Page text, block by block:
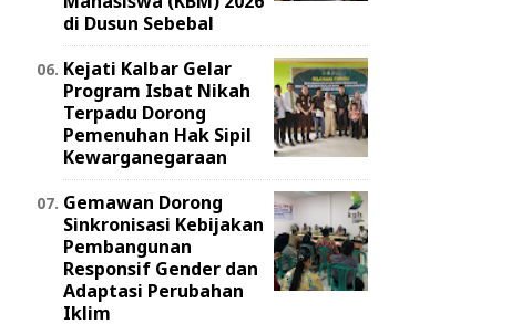
di Dusun Sebebal
Kejati Kalbar Gelar
Program Isbat Nikah
Terpadu Dorong
Pemenuhan Hak Sipil
Kewarganegaraan
Gemawan Dorong
Sinkronisasi Kebijakan
Pembangunan
Responsif Gender dan
Adaptasi Perubahan
Iklim